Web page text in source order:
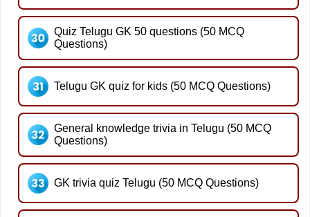
Quiz Telugu GK 50 questions (50 MCQ
Questions)
Telugu GK quiz for kids (50 MCQ Questions)
General knowledge trivia in Telugu (50 MCQ
Questions)
GK trivia quiz Telugu (50 MCQ Questions)